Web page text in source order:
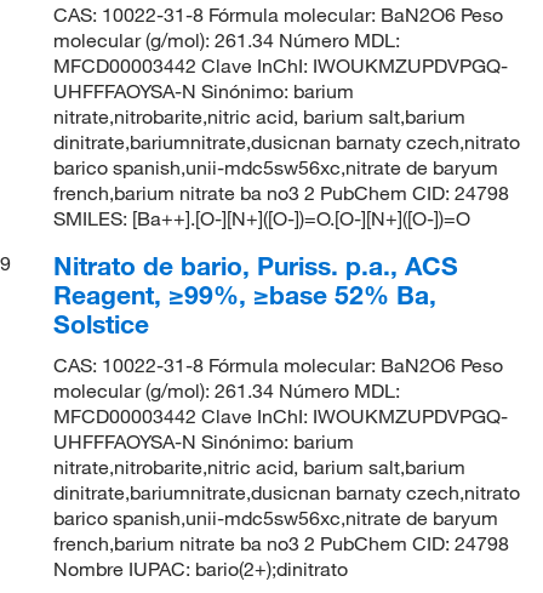
CAS: 10022-31-8 Fórmula molecular: BaN2O6 Peso
molecular (g/mol): 261.34 Número MDL:
MFCD00003442 Clave InChI: IWOUKMZUPDVPGQ-
UHFFFAOYSA-N Sinónimo: barium
nitrate,nitrobarite,nitric acid, barium salt,barium
dinitrate,bariumnitrate,dusicnan barnaty czech,nitrato
barico spanish,unii-mdc5sw56xc,nitrate de baryum
french,barium nitrate ba no3 2 PubChem CID: 24798
SMILES: [Ba++].[O-][N+]([O-])=O.[O-][N+]([O-])=O
9
Nitrato de bario, Puriss. p.a., ACS
Reagent, ≥99%, ≥base 52% Ba,
Solstice
CAS: 10022-31-8 Fórmula molecular: BaN2O6 Peso
molecular (g/mol): 261.34 Número MDL:
MFCD00003442 Clave InChI: IWOUKMZUPDVPGQ-
UHFFFAOYSA-N Sinónimo: barium
nitrate,nitrobarite,nitric acid, barium salt,barium
dinitrate,bariumnitrate,dusicnan barnaty czech,nitrato
barico spanish,unii-mdc5sw56xc,nitrate de baryum
french,barium nitrate ba no3 2 PubChem CID: 24798
Nombre IUPAC: bario(2+);dinitrato